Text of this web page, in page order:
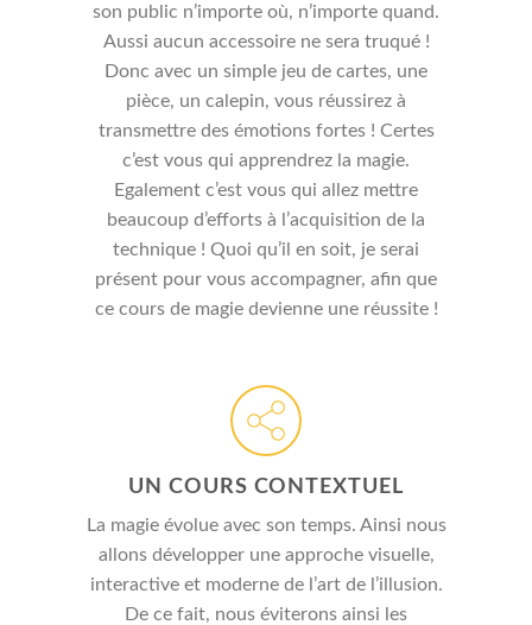
son public n’importe où, n’importe quand.
Aussi aucun accessoire ne sera truqué !
Donc avec un simple jeu de cartes, une
pièce, un calepin, vous réussirez à
transmettre des émotions fortes ! Certes
c’est vous qui apprendrez la magie.
Egalement c’est vous qui allez mettre
beaucoup d’efforts à l’acquisition de la
technique ! Quoi qu’il en soit, je serai
présent pour vous accompagner, afin que
ce cours de magie devienne une réussite !
UN COURS CONTEXTUEL
La magie évolue avec son temps. Ainsi nous
allons développer une approche visuelle,
interactive et moderne de l’art de l’illusion.
De ce fait, nous éviterons ainsi les